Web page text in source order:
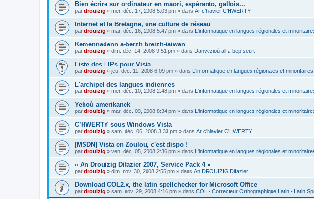
Bien écrire sur ordinateur en māori, espéranto, gallois...
par drouizig » mer. déc. 17, 2008 5:03 pm » dans Ar c'hlavier C'HWERTY
Internet et la Bretagne, une culture de réseau
par drouizig » mar. déc. 16, 2008 5:47 pm » dans L'informatique en langues régionales et
Kemennadenn a-berzh breizh-taiwan
par drouizig » dim. déc. 14, 2008 9:51 pm » dans Danvezioù all a-bep seurt
Liste des LIPs pour Vista
par drouizig » jeu. déc. 11, 2008 6:09 pm » dans L'informatique en langues régionales et minoritaires
L'archipel des langues indiennes
par drouizig » mer. déc. 10, 2008 2:48 pm » dans L'informatique en langues régionales et
Yehoù amerikanek
par drouizig » mar. déc. 09, 2008 8:34 pm » dans L'informatique en langues régionales et
C’HWERTY sous Windows Vista
par drouizig » sam. déc. 06, 2008 3:33 pm » dans Ar c'hlavier C'HWERTY
[MSDN] Vista en Zoulou, c'est dispo !
par drouizig » ven. déc. 05, 2008 2:36 pm » dans L'informatique en langues régionales et
« An Drouizig Difazier 2007, Service Pack 4 »
par drouizig » dim. nov. 30, 2008 2:55 pm » dans An DROUIZIG Difazier
Download COL2.x, the latin spellchecker for Microsoft Office
par drouizig » sam. nov. 29, 2008 4:16 pm » dans COL - Correcteur Orthographique Latin - Latin